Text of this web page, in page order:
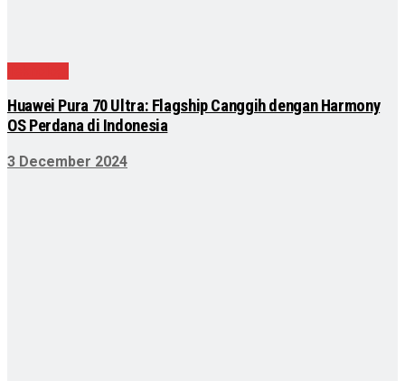
Huawei Pura 70 Ultra: Flagship Canggih dengan Harmony
OS Perdana di Indonesia
3 December 2024